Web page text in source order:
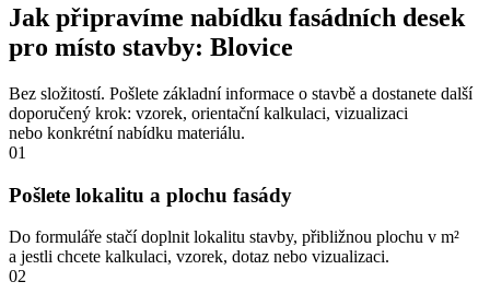
Jak připravíme nabídku fasádních desek
pro místo stavby: Blovice
Bez složitostí. Pošlete základní informace o stavbě a dostanete další
doporučený krok: vzorek, orientační kalkulaci, vizualizaci
nebo konkrétní nabídku materiálu.
01
Pošlete lokalitu a plochu fasády
Do formuláře stačí doplnit lokalitu stavby, přibližnou plochu v m²
a jestli chcete kalkulaci, vzorek, dotaz nebo vizualizaci.
02